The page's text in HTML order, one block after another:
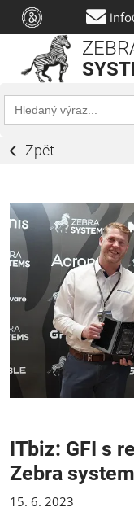
Search
for:
Zpět
ITbiz: GFI s
Zebra
15. 6. 2023